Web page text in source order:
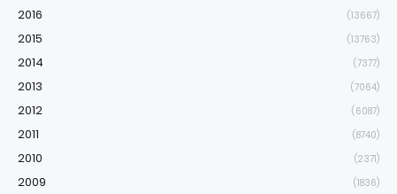
2016 (13667)
2015 (13763)
2014 (7377)
2013 (7064)
2012 (6087)
2011 (8740)
2010 (2371)
2009 (1836)